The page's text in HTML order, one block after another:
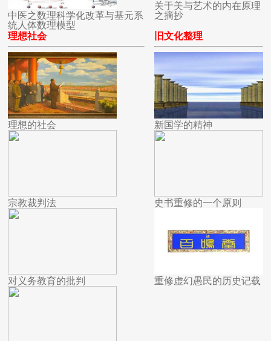
中医之数理科学化改革与基元系
统人体数理模型
关于美与艺术的内在原理
之摘抄
理想社会
理想的社会
宗教裁判法
对义务教育的批判
旧文化整理
新国学的精神
史书重修的一个原则
重修虚幻愚民的历史记载